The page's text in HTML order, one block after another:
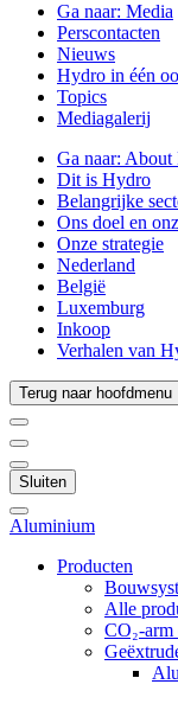
Ga naar: Media
Perscontacten
Nieuws
Hydro in één
Topics
Mediagalerij
Ga naar: About
Dit is Hydro
Belangrijke
Ons doel en
Onze strategie
Nederland
België
Luxemburg
Inkoop
Verhalen van
Terug naar hoofdmenu
Sluiten
Aluminium
Producten
Alle
CO₂-arm